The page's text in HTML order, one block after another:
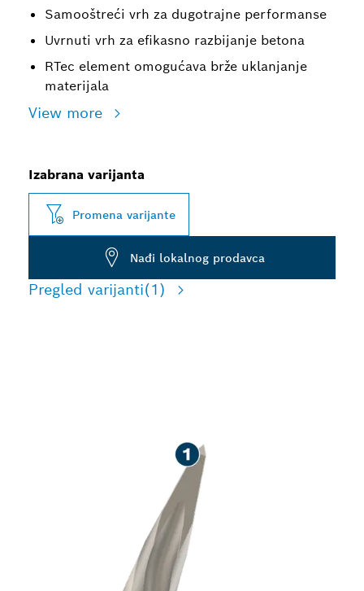
Samooštreći vrh za dugotrajne performanse
Uvrnuti vrh za efikasno razbijanje betona
RTec element omogućava brže uklanjanje
materijala
View more
Izabrana varijanta
Promena varijante
Nađi lokalnog prodavca
Pregled varijanti(1)